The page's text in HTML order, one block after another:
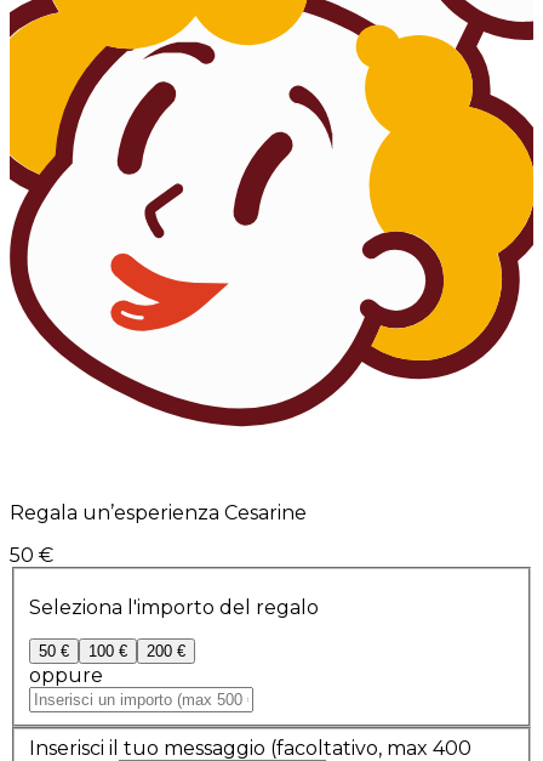
Regala un’esperienza Cesarine
50 €
Seleziona l'importo del regalo
50 € 100 € 200 €
oppure
Inserisci il tuo messaggio (facoltativo, max 400